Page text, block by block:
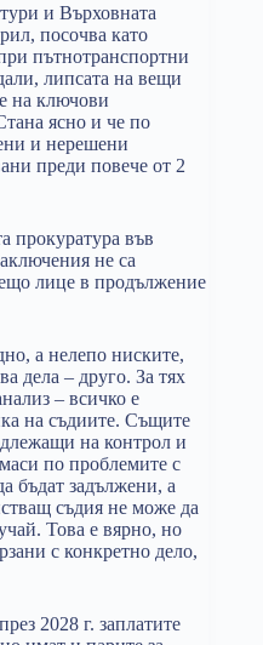
и Върховната
посочва като
пътнотранспортни
липсата на вещи
на ключови
ясно и че по
и нерешени
преди повече от 2
прокуратура във
не са
лице в продължение
а нелепо ниските,
дела – друго. За тях
– всичко е
на съдиите. Същите
на контрол и
по проблемите с
бъдат задължени, а
съдия не може да
Това е вярно, но
с конкретно дело,
2028 г. заплатите